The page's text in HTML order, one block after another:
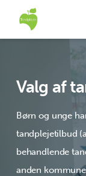
Valg af
Børn og unge
tandplejetilbud
behandlende
anden